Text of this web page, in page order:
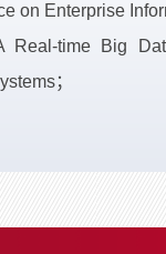
on Enterprise
Real-time Big
；